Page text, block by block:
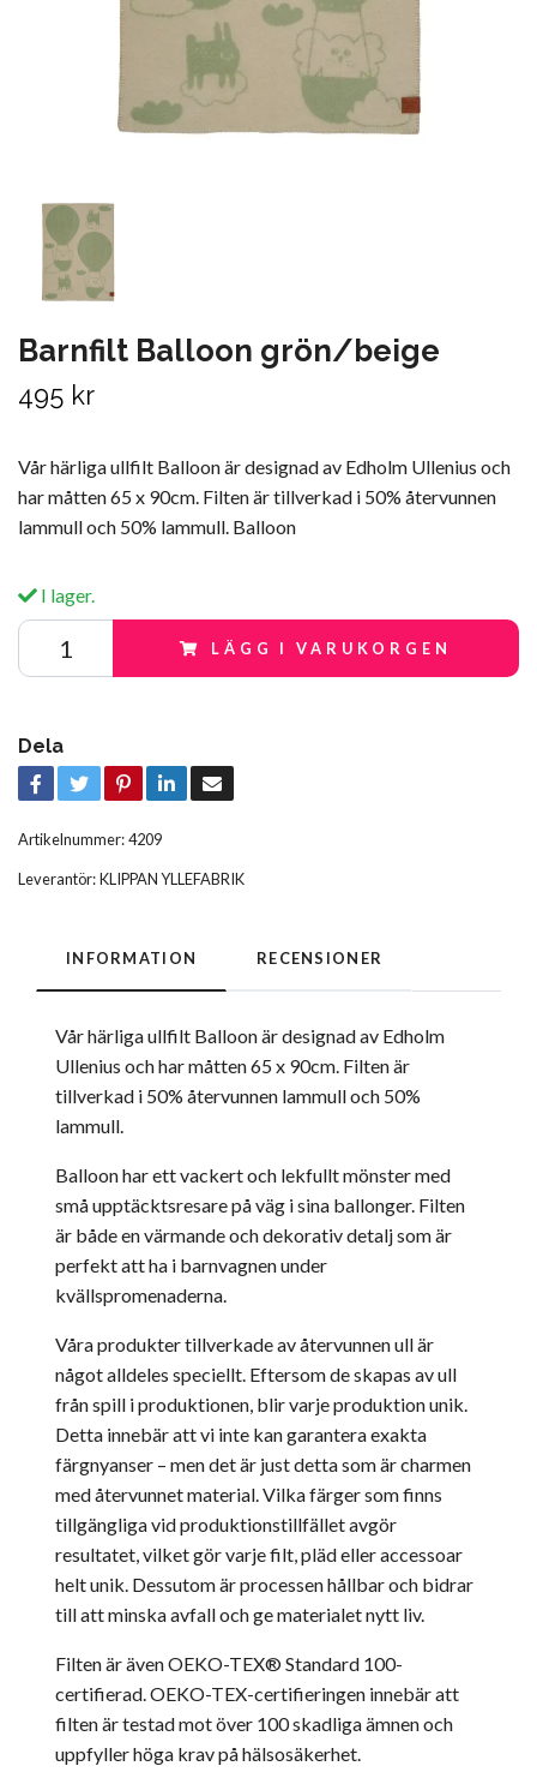
Barnfilt Balloon grön/beige
495 kr
Vår härliga ullfilt Balloon är designad av Edholm Ullenius och
har måtten 65 x 90cm. Filten är tillverkad i 50% återvunnen
lammull och 50% lammull. Balloon
I lager.
LÄGG I VARUKORGEN
Dela
Artikelnummer:4209
Leverantör:KLIPPAN YLLEFABRIK
INFORMATION RECENSIONER
Vår härliga ullfilt Balloon är designad av Edholm
Ullenius och har måtten 65 x 90cm. Filten är
tillverkad i 50% återvunnen lammull och 50%
lammull.
Balloon har ett vackert och lekfullt mönster med
små upptäcktsresare på väg i sina ballonger. Filten
är både en värmande och dekorativ detalj som är
perfekt att ha i barnvagnen under
kvällspromenaderna.
Våra produkter tillverkade av återvunnen ull är
något alldeles speciellt. Eftersom de skapas av ull
från spill i produktionen, blir varje produktion unik.
Detta innebär att vi inte kan garantera exakta
färgnyanser – men det är just detta som är charmen
med återvunnet material. Vilka färger som finns
tillgängliga vid produktionstillfället avgör
resultatet, vilket gör varje filt, pläd eller accessoar
helt unik. Dessutom är processen hållbar och bidrar
till att minska avfall och ge materialet nytt liv.
Filten är även OEKO-TEX® Standard 100-
certifierad. OEKO-TEX-certifieringen innebär att
filten är testad mot över 100 skadliga ämnen och
uppfyller höga krav på hälsosäkerhet.